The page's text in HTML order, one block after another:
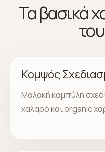
Τα βασικά
Κομψός
Μαλακή καμπύλη
χαλαρό και organic